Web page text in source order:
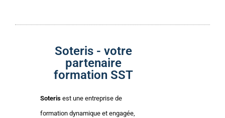
Soteris - votre
partenaire
formation SST
Soteris est une entreprise de
formation dynamique et engagée,